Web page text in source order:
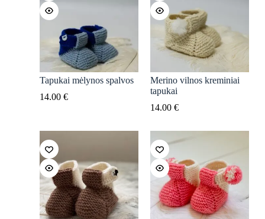
Tapukai mėlynos spalvos
14.00 €
Merino vilnos kreminiai
tapukai
14.00 €